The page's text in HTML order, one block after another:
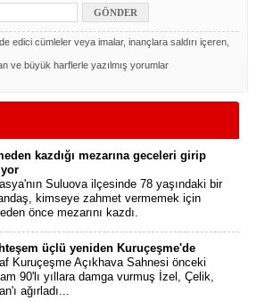
edici cümleler veya imalar, inançlara saldırı içeren,
ve büyük harflerle yazılmış yorumlar
kazdığı mezarına geceleri girip
Suluova ilçesinde 78 yaşındaki bir
kimseye zahmet vermemek için
önce mezarını kazdı.
üçlü yeniden Kuruçeşme'de
Kuruçeşme Açıkhava Sahnesi önceki
90'lı yıllara damga vurmuş İzel, Çelik,
ağırladı...